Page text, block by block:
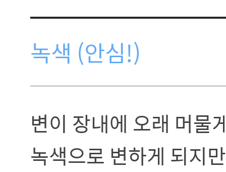
녹색 (안심!)
변이 장내에 오래 머물
녹색으로 변하게 되지